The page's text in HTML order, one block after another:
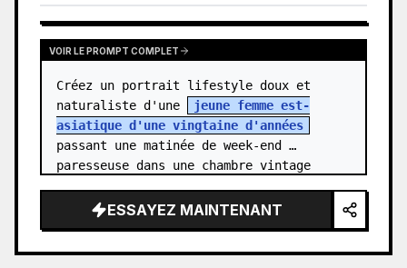
VOIR LE PROMPT COMPLET
Créez un portrait lifestyle doux et
naturaliste d'une
jeune femme est-
asiatique d'une vingtaine d'années
passant une matinée de week-end
paresseuse dans une chambre vintage
ESSAYEZ MAINTENANT